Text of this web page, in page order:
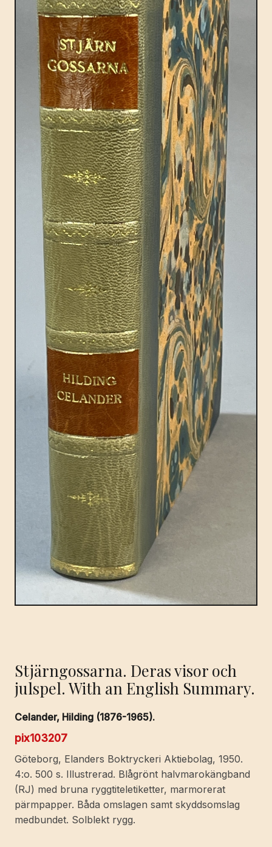
Stjärngossarna. Deras visor och
julspel. With an English Summary.
Celander, Hilding (1876-1965).
pix103207
Göteborg, Elanders Boktryckeri Aktiebolag, 1950.
4:o. 500 s. Illustrerad. Blågrönt halvmarokängband
(RJ) med bruna ryggtiteletiketter, marmorerat
pärmpapper. Båda omslagen samt skyddsomslag
medbundet. Solblekt rygg.